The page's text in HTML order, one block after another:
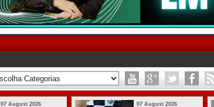
03 August 2026 03 August 2026